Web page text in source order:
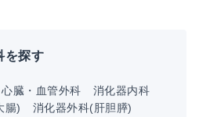
を探す
心臓・血管外科
消化器内科
腸)
消化器外科(肝胆膵)